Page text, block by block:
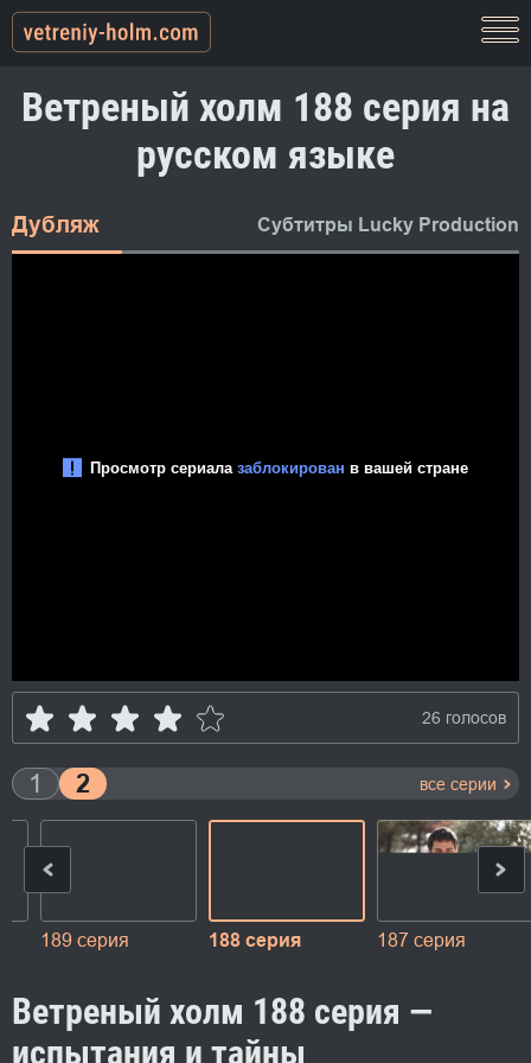
Ветреный холм 188 серия на
русском языке
Дубляж Субтитры Lucky Production
26 голосов
1 2 все серии
189 серия 188 серия 187 серия
Ветреный холм 188 серия —
испытания и тайны